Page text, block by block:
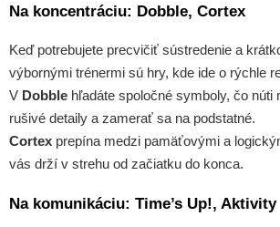
Na koncentráciu: Dobble, Cortex
Keď potrebujete precvičiť sústredenie a
výbornými trénermi sú hry, kde ide o rýchle
V Dobble hľadáte spoločné symboly, čo núti
rušivé detaily a zamerať sa na podstatné.
Cortex prepína medzi pamäťovými a
vás drží v strehu od začiatku do konca.
Na komunikáciu: Time’s Up!, Aktivity